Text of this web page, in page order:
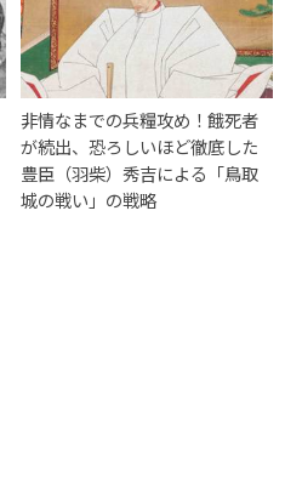
非情なまでの兵糧攻め！餓死者
が続出、恐ろしいほど徹底した
豊臣（羽柴）秀吉による「鳥取
城の戦い」の戦略